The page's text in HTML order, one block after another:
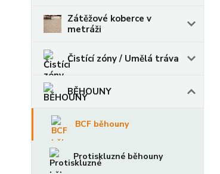
Zátěžové koberce v
metráži
Čistící zóny / Umělá tráva
BĚHOUNY
BCF běhouny
Protiskluzné běhouny